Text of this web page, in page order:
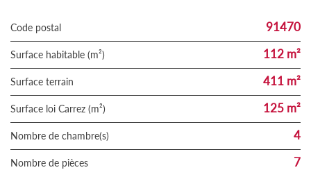
Code postal 91470
Surface habitable (m²) 112 m²
surface terrain 411 m²
Surface loi Carrez (m²) 125 m²
Nombre de chambre(s) 4
Nombre de pièces 7